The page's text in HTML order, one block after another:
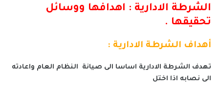
الشرطة الادارية : اهدافها ووسائل
تحقيقها .
أهداف الشرطة الادارية :
تهدف الشرطة الادارية اساسا الى صيانة النظام العام واعادته
الى نصابه اذا اختل